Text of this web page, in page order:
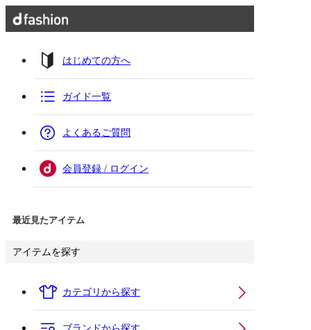
はじめての方へ
ガイド一覧
よくあるご質問
会員登録 / ログイン
最近見たアイテム
アイテムを探す
カテゴリから探す